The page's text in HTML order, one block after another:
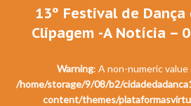
13º Festival de
Clipagem -A Notícia –
Warning: A non-numeric
/home/storage/9/08/b2/
content/themes/